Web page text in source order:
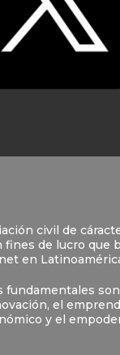
civil de
de lucro que
en
fundamentales
el
y el